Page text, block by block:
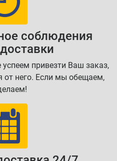
соблюдения
привезти Ваш заказ,
от него. Если мы обещаем,